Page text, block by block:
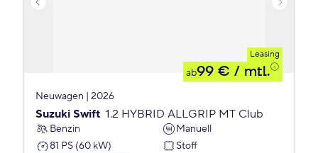
Leasing
ab99 € / mtl.
Neuwagen | 2026
Suzuki Swift 1.2 HYBRID ALLGRIP MT Club
Benzin
Manuell
81 PS (60 kW)
Stoff